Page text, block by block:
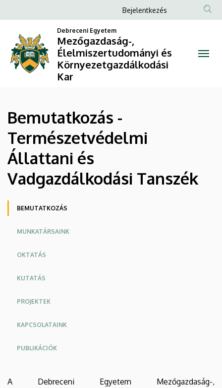
Természetvédelmi
Állattani
Vadgazdálkodási
Tanszék
Mezőgazdaság-,
Élelmiszertudományi
és
Környezetgazdálkodási
Kar
a
Anonim
fiók
menüje
Bejelentkezés
Debreceni Egyetem
Mezőgazdaság-,
Élelmiszertudományi és
Környezetgazdálkodási
Kar
Bemutatkozás -
Természetvédelmi
Állattani és
Vadgazdálkodási Tanszék
Oldalmenü
BEMUTATKOZÁS
MUNKATÁRSAINK
OKTATÁS
KUTATÁS
PROJEKTEK
KAPCSOLATAINK
PUBLIKÁCIÓK
A Debreceni Egyetem Mezőgazdaság-,